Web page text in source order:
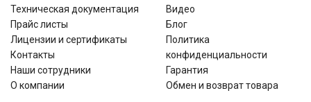
Техническая документация
Прайс листы
Лицензии и сертификаты
Контакты
Наши сотрудники
О компании
Видео
Блог
Политика
конфиденциальности
Гарантия
Обмен и возврат товара